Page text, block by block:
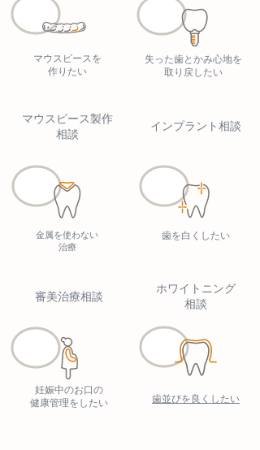
マウスピースを
作りたい
マウスピース製作
相談
失った歯とかみ心地を
取り戻したい
インプラント相談
金属を使わない
治療
審美治療相談
妊娠中のお口の
健康管理をしたい
歯を白くしたい
ホワイトニング
相談
歯並びを良くしたい